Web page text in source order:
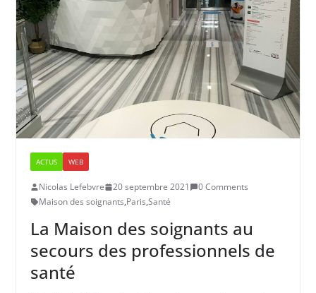
ACTUS WEB
Nicolas Lefebvre 20 septembre 2021
0 Comments
Maison des soignants,Paris,Santé
La Maison des soignants au
secours des professionnels de
santé